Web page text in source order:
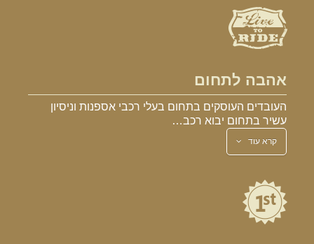
אהבה לתחום
העובדים העוסקים בתחום בעלי רכבי אספנות וניסיון
עשיר בתחום יבוא רכב…
קרא עוד